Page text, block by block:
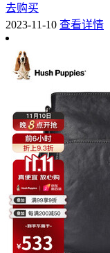
去购买
2023-11-10 查看详情